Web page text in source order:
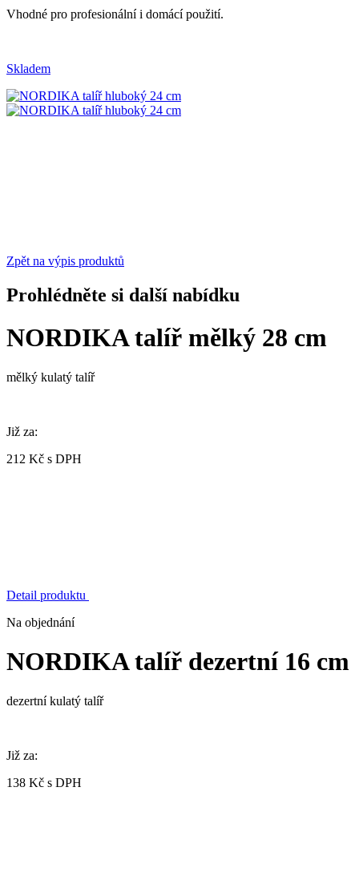
Vhodné pro profesionální i domácí použití.
Skladem
Zpět na výpis produktů
Prohlédněte si další nabídku
NORDIKA talíř mělký 28 cm
mělký kulatý talíř
Již za:
212 Kč s DPH
Detail produktu
Na objednání
NORDIKA talíř dezertní 16 cm
dezertní kulatý talíř
Již za:
138 Kč s DPH